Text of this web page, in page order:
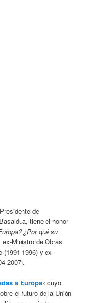
de
tiene el honor
¿Por quésu
, ex-Ministro de Obras
(1991-1996) y ex-
2007).
a Europa» cuyo
el futuro de la Unión